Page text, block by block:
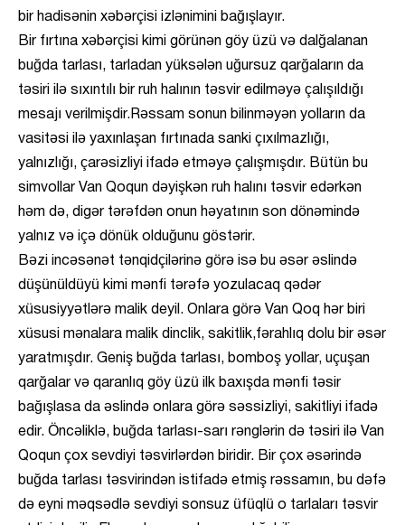
bir hadisənin xəbərçisi izlənimini bağışlayır.
Bir fırtına xəbərçisi kimi görünən göy üzü və dalğalanan
buğda tarlası, tarladan yüksələn uğursuz qarğaların da
təsiri ilə sıxıntılı bir ruh halının təsvir edilməyə çalışıldığı
mesajı verilmişdir.Rəssam sonun bilinməyən yolların da
vasitəsi ilə yaxınlaşan fırtınada sanki çıxılmazlığı,
yalnızlığı, çarəsizliyi ifadə etməyə çalışmışdır. Bütün bu
simvollar Van Qoqun dəyişkən ruh halını təsvir edərkən
həm də, digər tərəfdən onun həyatının son dönəmində
yalnız və içə dönük olduğunu göstərir.
Bəzi incəsənət tənqidçilərinə görə isə bu əsər əslində
düşünüldüyü kimi mənfi tərəfə yozulacaq qədər
xüsusiyyətlərə malik deyil. Onlara görə Van Qoq hər biri
xüsusi mənalara malik dinclik, sakitlik,fərahlıq dolu bir əsər
yaratmışdır. Geniş buğda tarlası, bomboş yollar, uçuşan
qarğalar və qaranlıq göy üzü ilk baxışda mənfi təsir
bağışlasa da əslində onlara görə səssizliyi, sakitliyi ifadə
edir. Öncəliklə, buğda tarlası-sarı rənglərin də təsiri ilə Van
Qoqun çox sevdiyi təsvirlərdən biridir. Bir çox əsərində
buğda tarlası təsvirindən istifadə etmiş rəssamın, bu dəfə
də eyni məqsədlə sevdiyi sonsuz üfüqlü o tarlaları təsvir